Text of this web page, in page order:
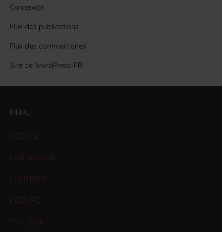
Connexion
Flux des publications
Flux des commentaires
Site de WordPress-FR
MENU
ACCUEIL
LA BRASSERIE
LES BIERES
L’EQUIPE
PRATIQUE